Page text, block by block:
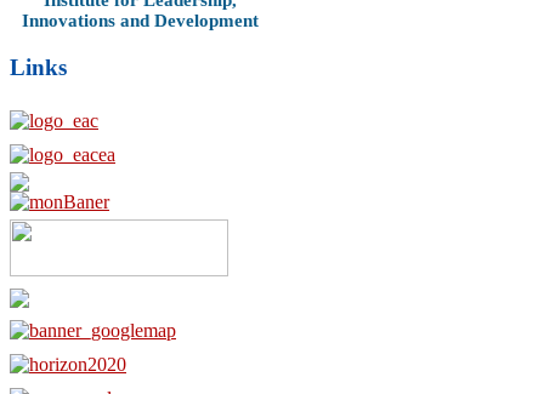
Innovations and Development
Links